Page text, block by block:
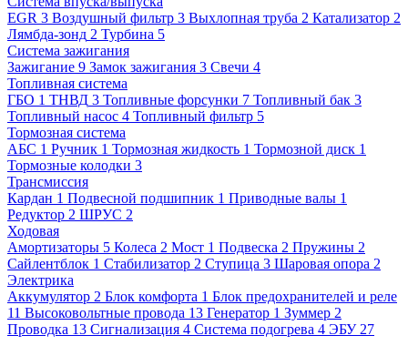
EGR 3 Воздушный фильтр 3 Выхлопная труба 2 Катализатор 2
Лямбда-зонд 2 Турбина 5
Система зажигания
Зажигание 9 Замок зажигания 3 Свечи 4
Топливная система
ГБО 1 ТНВД 3 Топливные форсунки 7 Топливный бак 3
Топливный насос 4 Топливный фильтр 5
Тормозная система
АБС 1 Ручник 1 Тормозная жидкость 1 Тормозной диск 1
Тормозные колодки 3
Трансмиссия
Кардан 1 Подвесной подшипник 1 Приводные валы 1
Редуктор 2 ШРУС 2
Ходовая
Амортизаторы 5 Колеса 2 Мост 1 Подвеска 2 Пружины 2
Сайлентблок 1 Стабилизатор 2 Ступица 3 Шаровая опора 2
Электрика
Аккумулятор 2 Блок комфорта 1 Блок предохранителей и реле
11 Высоковольтные провода 13 Генератор 1 Зуммер 2
Проводка 13 Сигнализация 4 Система подогрева 4 ЭБУ 27